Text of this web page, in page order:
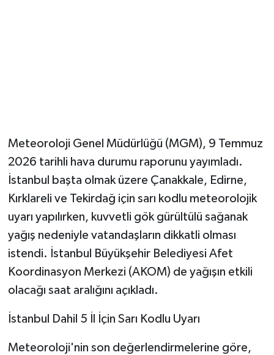
Meteoroloji Genel Müdürlüğü (MGM), 9 Temmuz
2026 tarihli hava durumu raporunu yayımladı.
İstanbul başta olmak üzere Çanakkale, Edirne,
Kırklareli ve Tekirdağ için sarı kodlu meteorolojik
uyarı yapılırken, kuvvetli gök gürültülü sağanak
yağış nedeniyle vatandaşların dikkatli olması
istendi. İstanbul Büyükşehir Belediyesi Afet
Koordinasyon Merkezi (AKOM) de yağışın etkili
olacağı saat aralığını açıkladı.
İstanbul Dahil 5 İl İçin Sarı Kodlu Uyarı
Meteoroloji'nin son değerlendirmelerine göre,